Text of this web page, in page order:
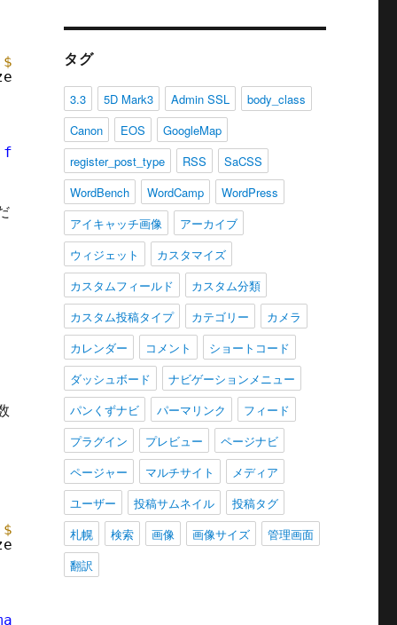
$caption, $title
, 10, 7 );
$alt $title , $align , $size
) {
, $size);
タグ
3.3 5D Mark3 Admin SSL
body_class
Canon
EOS
GoogleMap
register_post_type
RSS
SaCSS
WordBench
WordCamp
WordPress
アイキャッチ画像
アーカイブ
ウィジェット
カスタマイズ
カスタムフィールド
カスタム分類
カスタム投稿タイプ
カテゴリー
カメラ
カレンダー
コメント
ショートコード
ダッシュボード
ナビゲーションメニュー
パンくずナビ
パーマリンク
フィード
プラグイン
プレビュー
ページナビ
ページャー
マルチサイト
メディア
ユーザー
投稿サムネイル
投稿タグ
札幌
検索 画像 画像サイズ
管理画面
翻訳